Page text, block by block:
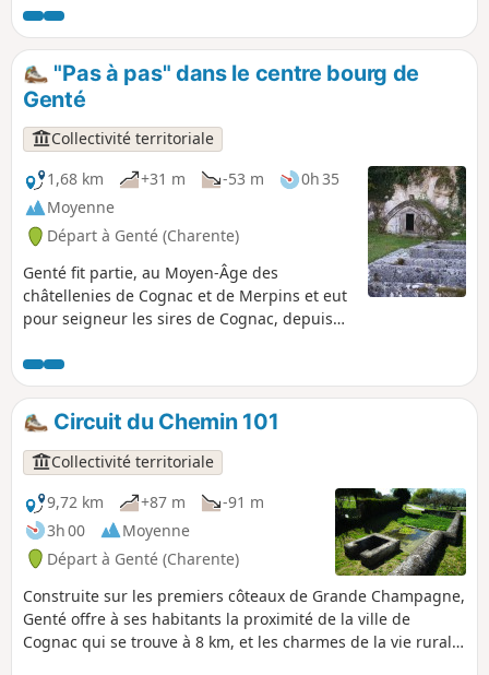
"Pas à pas" dans le centre bourg de
Genté
Collectivité territoriale
1,68 km
+31 m -53 m
0h 35
Moyenne
Départ à Genté (Charente)
Genté fit partie, au Moyen-Âge des
châtellenies de Cognac et de Merpins et eut
pour seigneur les sires de Cognac, depuis
n’ayant pas de prospérités, légua à son
neveu, Guy de Mortemer par testament en
1281, les seigneuries de Salles et Genté. La
famille de Mortemer posséda les droits
seigneuriaux de Genté jusqu’en 1561,
époque à laquelle Gaston de la
Rochefoucault leur succéda.
Circuit du Chemin 101
Collectivité territoriale
9,72 km
+87 m
-91 m
3h 00
Moyenne
Départ à Genté (Charente)
Construite sur les premiers côteaux de Grande Champagne,
Genté offre à ses habitants la proximité de la ville de
Cognac qui se trouve à 8 km, et les charmes de la vie rurale.